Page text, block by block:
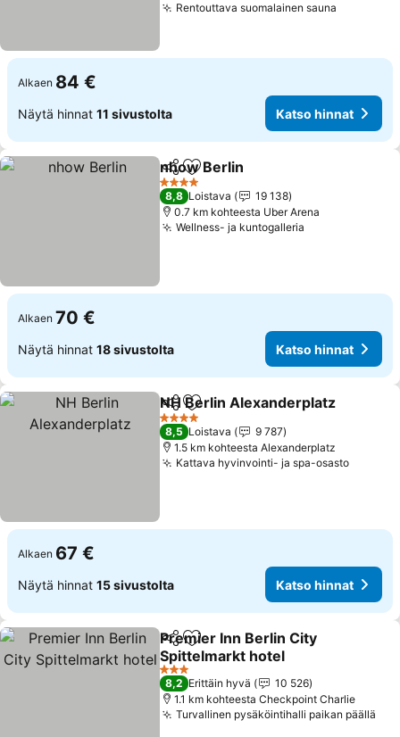
Rentouttava suomalainen sauna
Alkaen 84 €
Näytä hinnat 11 sivustolta Katso hinnat
Jaa Lisää suosikkeihin
nhow Berlin
4 Tähtiluokitus
8,8 Loistava
19 138
0.7 km kohteesta Uber Arena
Wellness- ja kuntogalleria
Alkaen 70 €
Näytä hinnat 18 sivustolta Katso hinnat
Jaa Lisää suosikkeihin
NH Berlin Alexanderplatz
4 Tähtiluokitus
8,5 Loistava
9 787
1.5 km kohteesta Alexanderplatz
Kattava hyvinvointi- ja spa-osastoKatso
Alkaen 67 €
Näytä hinnat 15 sivustolta Katso hinnat
Jaa Lisää suosikkeihin
Premier Inn Berlin City
Spittelmarkt hotel
Katso hinnat
3 Tähtiluokitus
8,2 Erittäin hyvä
10 526
1.1 km kohteesta Checkpoint Charlie
Turvallinen pysäköintihalli paikan päällä